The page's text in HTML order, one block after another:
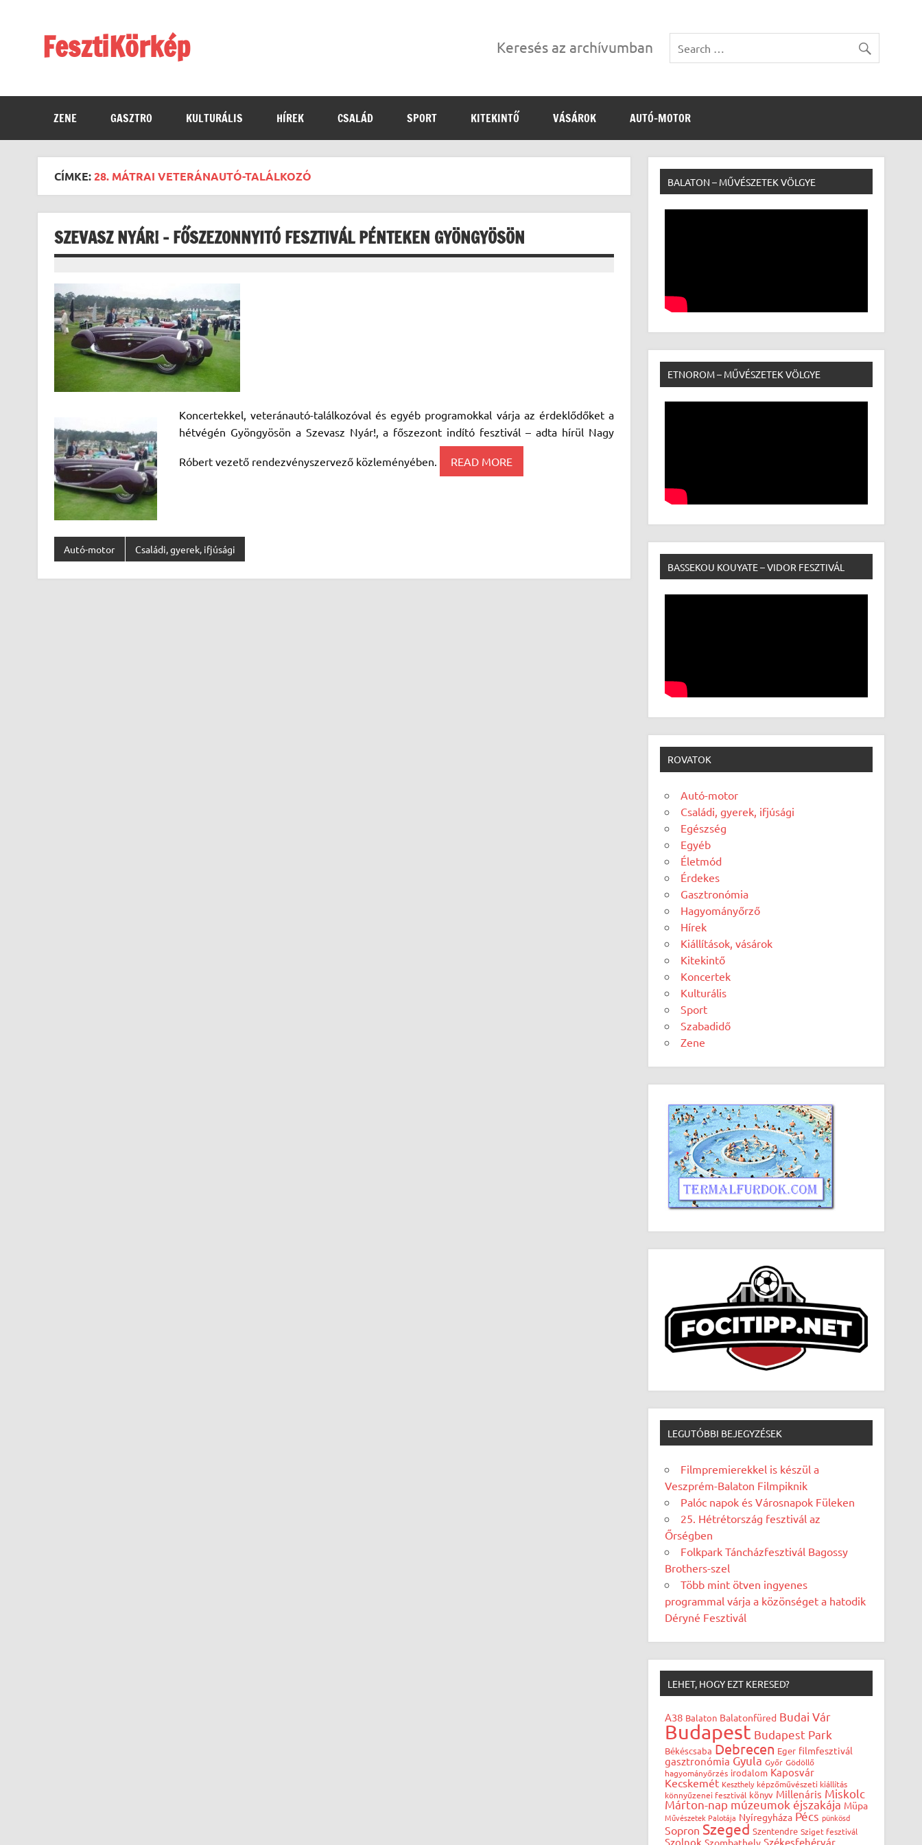
FesztiKörkép Keresés az archívumban
ZENE GASZTRO KULTURÁLIS HÍREK CSALÁD SPORT KITEKINTŐ VÁSÁROK AUTÓ-MOTOR
CÍMKE:28. MÁTRAI VETERÁNAUTÓ-TALÁLKOZÓ
SZEVASZ NYÁR! – FŐSZEZONNYITÓ FESZTIVÁL PÉNTEKEN GYÖNGYÖSÖN
Koncertekkel, veteránautó-találkozóval és egyéb programokkal várja az érdeklődőket a
hétvégén Gyöngyösön a Szevasz Nyár!, a főszezont indító fesztivál – adta hírül Nagy
Róbert vezető rendezvényszervező közleményében. READ MORE
Autó-motor Családi, gyerek, ifjúsági
BALATON – MŰVÉSZETEK VÖLGYE
ETNOROM – MŰVÉSZETEK VÖLGYE
BASSEKOU KOUYATE – VIDOR FESZTIVÁL
ROVATOK
Autó-motor
Családi, gyerek, ifjúsági
Egészség
Egyéb
Életmód
Érdekes
Gasztronómia
Hagyományőrző
Hírek
Kiállítások, vásárok
Kitekintő
Koncertek
Kulturális
Sport
Szabadidő
Zene
LEGUTÓBBI BEJEGYZÉSEK
Filmpremierekkel is készül a
Veszprém-Balaton Filmpiknik
Palóc napok és Városnapok Füleken
25. Hétrétország fesztivál az
Őrségben
Folkpark Táncházfesztivál Bagossy
Brothers-szel
Több mint ötven ingyenes
programmal várja a közönséget a hatodik
Déryné Fesztivál
LEHET, HOGY EZT KERESED?
A38 Balaton Balatonfüred Budai Vár
Budapest Budapest Park
Békéscsaba Debrecen Eger filmfesztivál
gasztronómia Gyula Győr Gödöllő
hagyományőrzés irodalom Kaposvár
Kecskemét Keszthely képzőművészeti kiállítás
könnyűzenei fesztivál könyv Millenáris Miskolc
Márton-nap múzeumok éjszakája Müpa
Művészetek Palotája Nyíregyháza Pécs pünkösd
Sopron Szeged Szentendre Sziget fesztivál
Szolnok Szombathely Székesfehérvár